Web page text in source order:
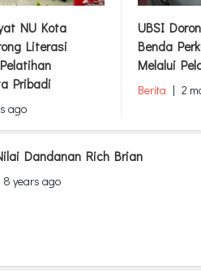
NU Kota
Literasi
Pribadi
ago
UBSI
Benda
Melalui
Berita | 2
Dandanan Rich Brian
8 years ago